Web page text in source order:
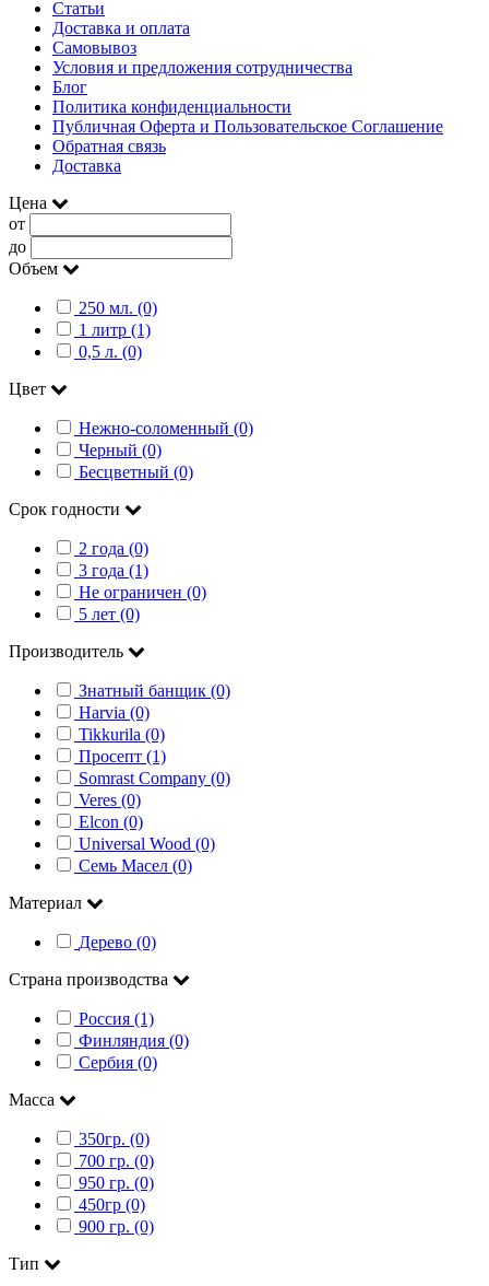
Статьи
Доставка и оплата
Самовывоз
Условия и предложения сотрудничества
Блог
Политика конфиденциальности
Публичная Оферта и Пользовательское Соглашение
Обратная связь
Доставка
Цена
от
до
Объем
250 мл. (0)
1 литр (1)
0,5 л. (0)
Цвет
Нежно-соломенный (0)
Черный (0)
Бесцветный (0)
Срок годности
2 года (0)
3 года (1)
Не ограничен (0)
5 лет (0)
Производитель
Знатный банщик (0)
Harvia (0)
Tikkurila (0)
Просепт (1)
Somrast Company (0)
Veres (0)
Elcon (0)
Universal Wood (0)
Семь Масел (0)
Материал
Дерево (0)
Страна производства
Россия (1)
Финляндия (0)
Сербия (0)
Масса
350гр. (0)
700 гр. (0)
950 гр. (0)
450гр (0)
900 гр. (0)
Тип